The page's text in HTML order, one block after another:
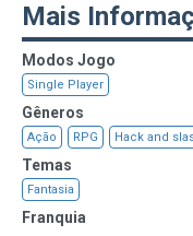
busca uma razão
Que destino o
Mais
Modos Jogo
Single Player
Gêneros
Ação RPG Hack and
Temas
Fantasia
Franquia